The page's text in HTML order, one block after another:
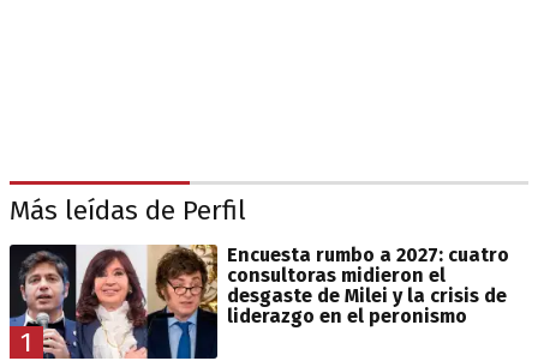
Más leídas de Perfil
1
Encuesta rumbo a 2027: cuatro
consultoras midieron el
desgaste de Milei y la crisis de
liderazgo en el peronismo